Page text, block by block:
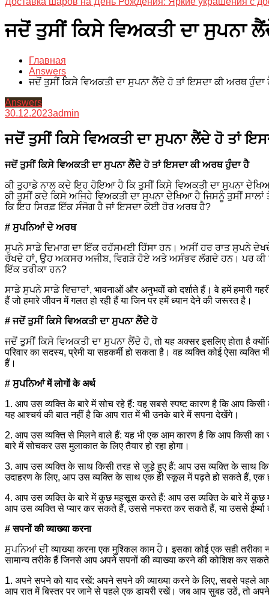
ਜਦੋਂ ਤੁਸੀਂ ਕਿਸੇ ਵਿਅਕਤੀ ਦਾ ਸੁਪਨਾ
Главная
Answers
ਜਦੋਂ ਤੁਸੀਂ ਕਿਸੇ ਵਿਅਕਤੀ ਦਾ ਸੁਪਨਾ ਲੈਂਦੇ ਹੋ ਤਾਂ ਇਸਦਾ ਕੀ ਅਰਥ ਹੁੰਦਾ
Answers
30.12.2023admin
ਜਦੋਂ ਤੁਸੀਂ ਕਿਸੇ ਵਿਅਕਤੀ ਦਾ ਸੁਪਨਾ ਲੈਂਦੇ ਹੋ ਤਾਂ
ਜਦੋਂ ਤੁਸੀਂ ਕਿਸੇ ਵਿਅਕਤੀ ਦਾ ਸੁਪਨਾ ਲੈਂਦੇ ਹੋ ਤਾਂ ਇਸਦਾ ਕੀ ਅਰਥ ਹੁੰਦਾ ਹੈ
ਕੀ ਤੁਹਾਡੇ ਨਾਲ ਕਦੇ ਇਹ ਹੋਇਆ ਹੈ ਕਿ ਤੁਸੀਂ ਕਿਸੇ ਵਿਅਕਤੀ ਦਾ ਸੁਪਨਾ
ਕੀ ਤੁਸੀਂ ਕਦੇ ਕਿਸੇ ਅਜਿਹੇ ਵਿਅਕਤੀ ਦਾ ਸੁਪਨਾ ਦੇਖਿਆ ਹੈ ਜਿਸਨੂੰ ਤੁਸੀਂ
ਕਿ ਇਹ ਸਿਰਫ਼ ਇੱਕ ਸੰਜੋਗ ਹੈ ਜਾਂ ਇਸਦਾ ਕੋਈ ਹੋਰ ਅਰਥ ਹੈ?
# ਸੁਪਨਿਆਂ ਦੇ ਅਰਥ
ਸੁਪਨੇ ਸਾਡੇ ਦਿਮਾਗ ਦਾ ਇੱਕ ਰਹੱਸਮਈ ਹਿੱਸਾ ਹਨ। ਅਸੀਂ ਹਰ ਰਾਤ ਸੁਪਨੇ
ਰੱਖਦੇ ਹਾਂ, ਉਹ ਅਕਸਰ ਅਜੀਬ, ਵਿਗੜੇ ਹੋਏ ਅਤੇ ਅਸੰਭਵ ਲੱਗਦੇ ਹਨ। ਪਰ ਕੀ
ਇੱਕ ਤਰੀਕਾ ਹਨ?
ਸਾਡੇ ਸੁਪਨੇ ਸਾਡੇ ਵਿਚਾਰਾਂ, भावनाओं और अनुभवों को दर्शाते हैं। वे हमें हमारी
हैं जो हमारे जीवन में गलत हो रही हैं या जिन पर हमें ध्यान देने की जरूरत है।
# ਜਦੋਂ ਤੁਸੀਂ ਕਿਸੇ ਵਿਅਕਤੀ ਦਾ ਸੁਪਨਾ ਲੈਂਦੇ ਹੋ
ਜਦੋਂ ਤੁਸੀਂ ਕਿਸੇ ਵਿਅਕਤੀ ਦਾ ਸੁਪਨਾ ਲੈਂਦੇ ਹੋ, तो यह अक्सर इसलिए होता है
परिवार का सदस्य, प्रेमी या सहकर्मी हो सकता है। वह व्यक्ति कोई ऐसा
हैं।
# ਸੁਪਨਿਆਂ में लोगों के अर्थ
1. आप उस व्यक्ति के बारे में सोच रहे हैं: यह सबसे स्पष्ट कारण है कि आप
यह आश्चर्य की बात नहीं है कि आप रात में भी उनके बारे में सपना देखेंगे।
2. आप उस व्यक्ति से मिलने वाले हैं: यह भी एक आम कारण है कि आप किसी
बारे में सोचकर उस मुलाकात के लिए तैयार हो रहा होगा।
3. आप उस व्यक्ति के साथ किसी तरह से जुड़े हुए हैं: आप उस व्यक्ति के साथ
उदाहरण के लिए, आप उस व्यक्ति के साथ एक ही स्कूल में पढ़ते हो सकते हैं, एक
4. आप उस व्यक्ति के बारे में कुछ महसूस करते हैं: आप उस व्यक्ति के बारे में
आप उस व्यक्ति से प्यार कर सकते हैं, उससे नफरत कर सकते हैं, या उससे
# सपनों की व्याख्या करना
ਸੁਪਨਿਆਂ ਦੀ व्याख्या करना एक मुश्किल काम ਹੈ। इसका कोई एक सही
सामान्य तरीके हैं जिनसे आप अपने सपनों की व्याख्या करने की कोशिश कर
1. अपने सपने को याद रखें: अपने सपने की व्याख्या करने के लिए, सबसे पहले
आप रात में बिस्तर पर जाने से पहले एक डायरी रखें। जब आप सुबह उठें, तो